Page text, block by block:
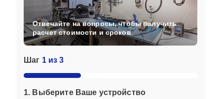
Шаг 1 из 3
1. Выберите Ваше устройство
Отвечайте на вопросы, чтобы получить
расчет стоимости и сроков